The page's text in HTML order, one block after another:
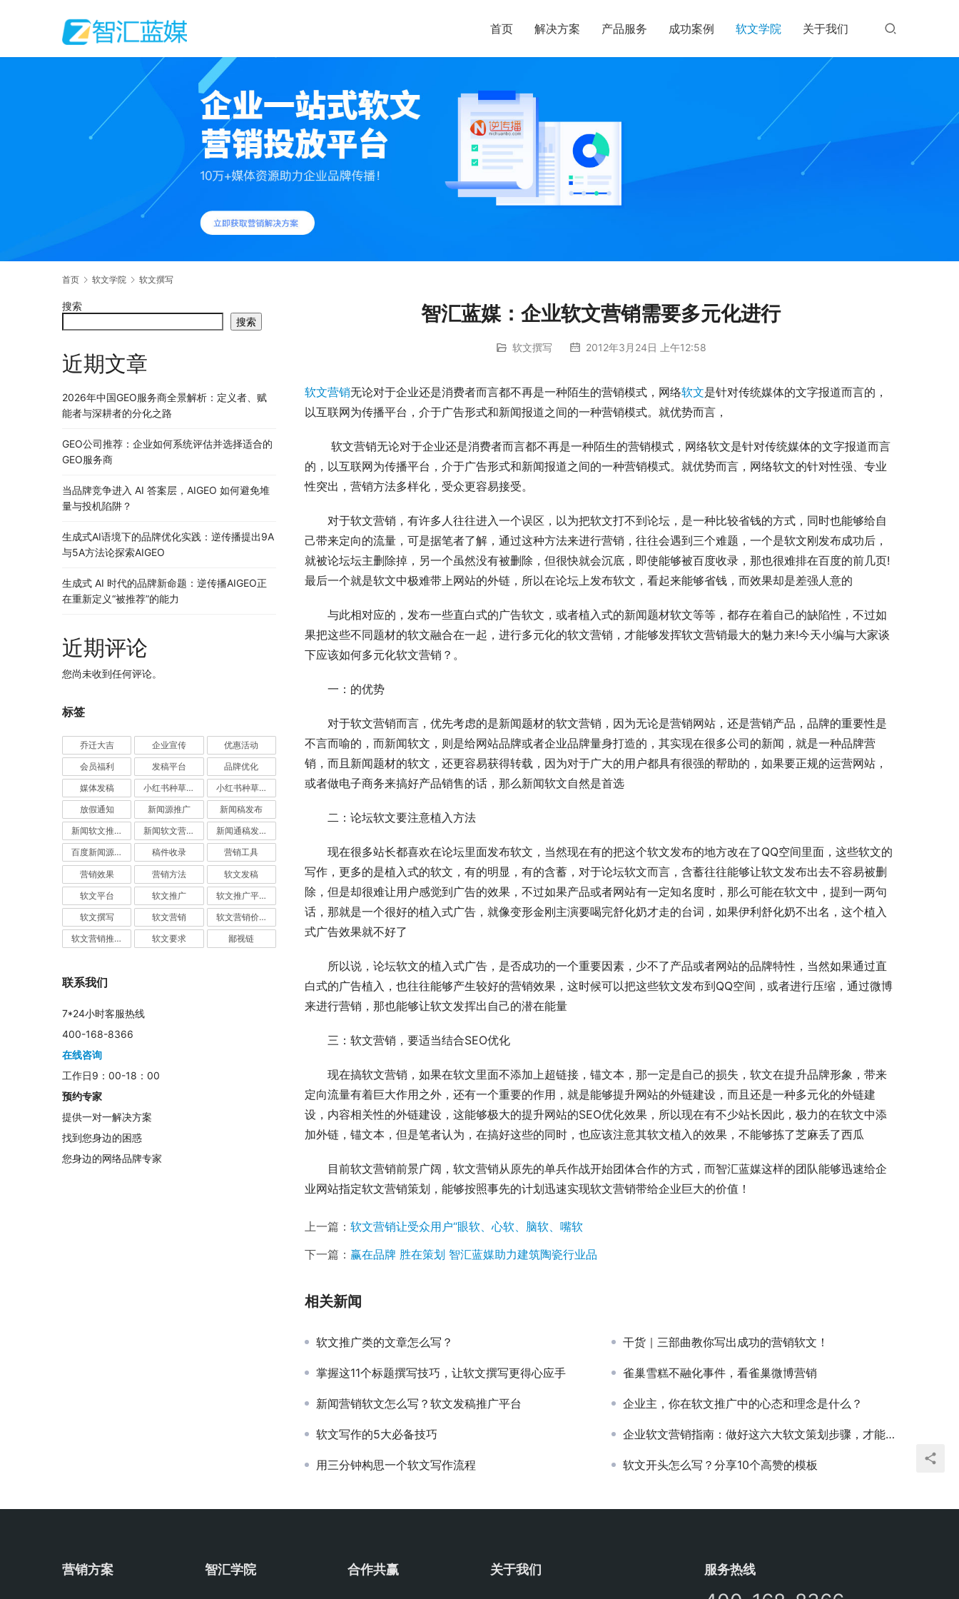
首页 解决方案 产品服务 成功案例 软文学院 关于我们
首页 软文学院 软文撰写
智汇蓝媒：企业软文营销需要多元化进行
软文撰写 2012年3月24日 上午12:58
软文营销无论对于企业还是消费者而言都不再是一种陌生的营销模式，网络软文是针对传统媒体的文字报道而言的，
以互联网为传播平台，介于广告形式和新闻报道之间的一种营销模式。就优势而言，
软文营销无论对于企业还是消费者而言都不再是一种陌生的营销模式，网络软文是针对传统媒体的文字报道而言
的，以互联网为传播平台，介于广告形式和新闻报道之间的一种营销模式。就优势而言，网络软文的针对性强、专业
性突出，营销方法多样化，受众更容易接受。
对于软文营销，有许多人往往进入一个误区，以为把软文打不到论坛，是一种比较省钱的方式，同时也能够给自
己带来定向的流量，可是据笔者了解，通过这种方法来进行营销，往往会遇到三个难题，一个是软文刚发布成功后，
就被论坛坛主删除掉，另一个虽然没有被删除，但很快就会沉底，即使能够被百度收录，那也很难排在百度的前几页!
最后一个就是软文中极难带上网站的外链，所以在论坛上发布软文，看起来能够省钱，而效果却是差强人意的
与此相对应的，发布一些直白式的广告软文，或者植入式的新闻题材软文等等，都存在着自己的缺陷性，不过如
果把这些不同题材的软文融合在一起，进行多元化的软文营销，才能够发挥软文营销最大的魅力来!今天小编与大家谈
下应该如何多元化软文营销？。
一：的优势
对于软文营销而言，优先考虑的是新闻题材的软文营销，因为无论是营销网站，还是营销产品，品牌的重要性是
不言而喻的，而新闻软文，则是给网站品牌或者企业品牌量身打造的，其实现在很多公司的新闻，就是一种品牌营
销，而且新闻题材的软文，还更容易获得转载，因为对于广大的用户都具有很强的帮助的，如果要正规的运营网站，
或者做电子商务来搞好产品销售的话，那么新闻软文自然是首选
二：论坛软文要注意植入方法
现在很多站长都喜欢在论坛里面发布软文，当然现在有的把这个软文发布的地方改在了QQ空间里面，这些软文的
写作，更多的是植入式的软文，有的明显，有的含蓄，对于论坛软文而言，含蓄往往能够让软文发布出去不容易被删
除，但是却很难让用户感觉到广告的效果，不过如果产品或者网站有一定知名度时，那么可能在软文中，提到一两句
话，那就是一个很好的植入式广告，就像变形金刚主演要喝完舒化奶才走的台词，如果伊利舒化奶不出名，这个植入
式广告效果就不好了
所以说，论坛软文的植入式广告，是否成功的一个重要因素，少不了产品或者网站的品牌特性，当然如果通过直
白式的广告植入，也往往能够产生较好的营销效果，这时候可以把这些软文发布到QQ空间，或者进行压缩，通过微博
来进行营销，那也能够让软文发挥出自己的潜在能量
三：软文营销，要适当结合SEO优化
现在搞软文营销，如果在软文里面不添加上超链接，锚文本，那一定是自己的损失，软文在提升品牌形象，带来
定向流量有着巨大作用之外，还有一个重要的作用，就是能够提升网站的外链建设，而且还是一种多元化的外链建
设，内容相关性的外链建设，这能够极大的提升网站的SEO优化效果，所以现在有不少站长因此，极力的在软文中添
加外链，锚文本，但是笔者认为，在搞好这些的同时，也应该注意其软文植入的效果，不能够拣了芝麻丢了西瓜
目前软文营销前景广阔，软文营销从原先的单兵作战开始团体合作的方式，而智汇蓝媒这样的团队能够迅速给企
业网站指定软文营销策划，能够按照事先的计划迅速实现软文营销带给企业巨大的价值！
上一篇： 软文营销让受众用户“眼软、心软、脑软、嘴软
下一篇： 赢在品牌 胜在策划 智汇蓝媒助力建筑陶瓷行业品
相关新闻
软文推广类的文章怎么写？ 干货｜三部曲教你写出成功的营销软文！
掌握这11个标题撰写技巧，让软文撰写更得心应手 雀巢雪糕不融化事件，看雀巢微博营销
新闻营销软文怎么写？软文发稿推广平台 企业主，你在软文推广中的心态和理念是什么？
软文写作的5大必备技巧 企业软文营销指南：做好这六大软文策划步骤，才能实现预期推广效果！
用三分钟构思一个软文写作流程 软文开头怎么写？分享10个高赞的模板
搜索
搜索
近期文章
2026年中国GEO服务商全景解析：定义者、赋
能者与深耕者的分化之路
GEO公司推荐：企业如何系统评估并选择适合的
GEO服务商
当品牌竞争进入 AI 答案层，AIGEO 如何避免堆
量与投机陷阱？
生成式AI语境下的品牌优化实践：逆传播提出9A
与5A方法论探索AIGEO
生成式 AI 时代的品牌新命题：逆传播AIGEO正
在重新定义“被推荐”的能力
近期评论
您尚未收到任何评论。
标签
乔迁大吉 企业宣传 优惠活动
会员福利 发稿平台 品牌优化
媒体发稿 小红书种草推广 小红书种草营销
放假通知 新闻源推广 新闻稿发布
新闻软文推广发稿 新闻软文营销推广 新闻通稿发布推广
百度新闻源发布 稿件收录 营销工具
营销效果 营销方法 软文发稿
软文平台 软文推广 软文推广平台
软文撰写 软文营销 软文营销价值
软文营销推广 软文要求 鄙视链
联系我们
7*24小时客服热线
400-168-8366
在线咨询
工作日9：00-18：00
预约专家
提供一对一解决方案
找到您身边的困惑
您身边的网络品牌专家
营销方案 智汇学院 合作共赢 关于我们 服务热线